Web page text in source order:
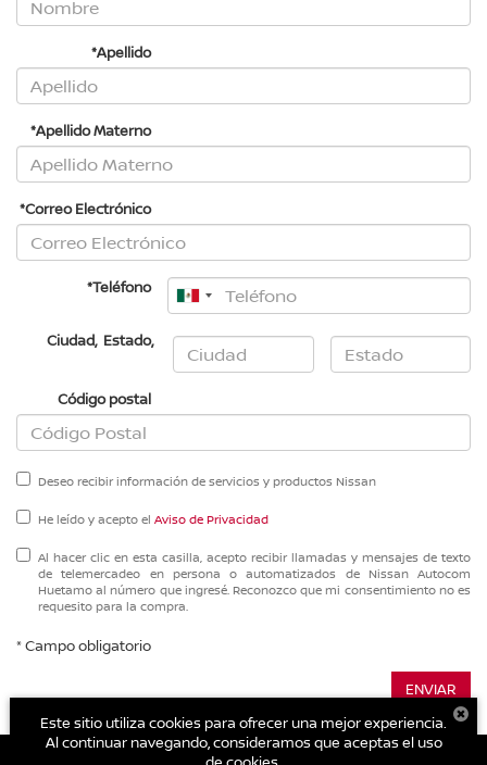
*Apellido
*Apellido Materno
*Correo Electrónico
*Teléfono
Ciudad, Estado,
Código postal
Deseo recibir información de servicios y productos Nissan
He leído y acepto el Aviso de Privacidad
Al hacer clic en esta casilla, acepto recibir llamadas y mensajes de texto
de telemercadeo en persona o automatizados de Nissan Autocom
Huetamo al número que ingresé. Reconozco que mi consentimiento no es
requesito para la compra.
* Campo obligatorio
ENVIAR
Este sitio utiliza cookies para ofrecer una mejor experiencia.
Al continuar navegando, consideramos que aceptas el uso